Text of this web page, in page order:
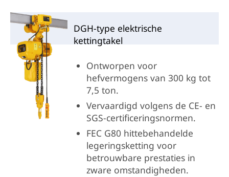
DGH-type elektrische
kettingtakel
Ontworpen voor
hefvermogens van 300 kg tot
7,5 ton.
Vervaardigd volgens de CE- en
SGS-certificeringsnormen.
FEC G80 hittebehandelde
legeringsketting voor
betrouwbare prestaties in
zware omstandigheden.